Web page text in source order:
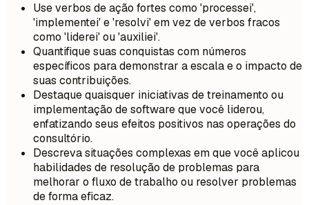
Use verbos de ação fortes como 'processei',
'implementei' e 'resolvi' em vez de verbos fracos
como 'liderei' ou 'auxiliei'.
Quantifique suas conquistas com números
específicos para demonstrar a escala e o impacto de
suas contribuições.
Destaque quaisquer iniciativas de treinamento ou
implementação de software que você liderou,
enfatizando seus efeitos positivos nas operações do
consultório.
Descreva situações complexas em que você aplicou
habilidades de resolução de problemas para
melhorar o fluxo de trabalho ou resolver problemas
de forma eficaz.